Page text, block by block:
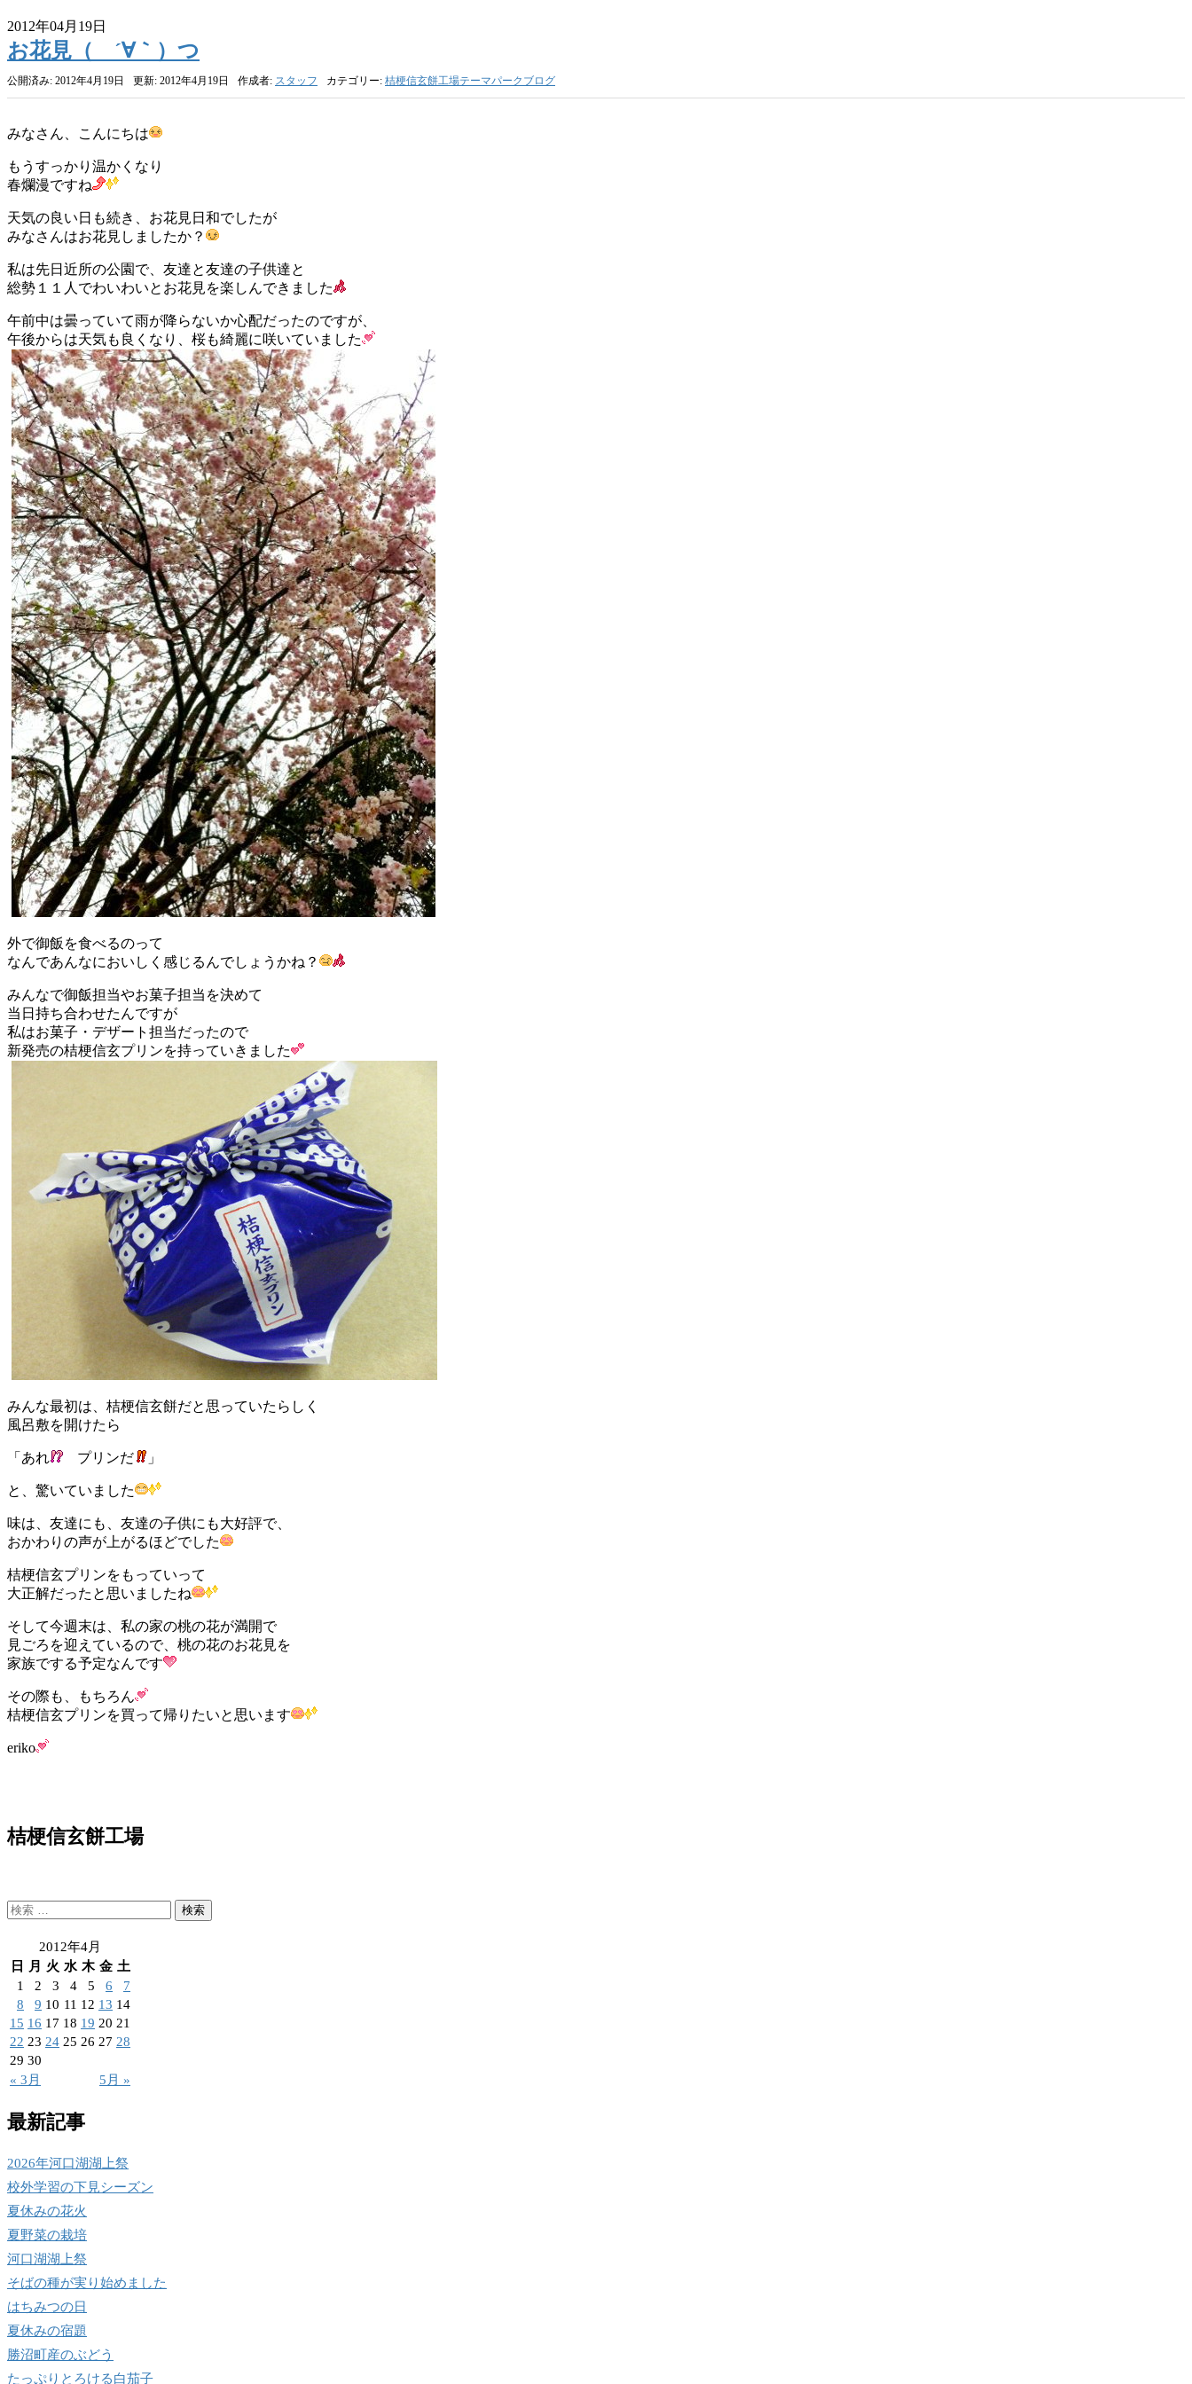
2012年04月19日
お花見（ ´∀｀）つ
公開済み: 2012年4月19日 更新: 2012年4月19日 作成者: スタッフ カテゴリー: 桔梗信玄餅工場テーマパークブログ
みなさん、こんにちは
もうすっかり温かくなり
春爛漫ですね
天気の良い日も続き、お花見日和でしたが
みなさんはお花見しましたか？
私は先日近所の公園で、友達と友達の子供達と
総勢１１人でわいわいとお花見を楽しんできました
午前中は曇っていて雨が降らないか心配だったのですが、
午後からは天気も良くなり、桜も綺麗に咲いていました
外で御飯を食べるのって
なんであんなにおいしく感じるんでしょうかね？
みんなで御飯担当やお菓子担当を決めて
当日持ち合わせたんですが
私はお菓子・デザート担当だったので
新発売の桔梗信玄プリンを持っていきました
みんな最初は、桔梗信玄餅だと思っていたらしく
風呂敷を開けたら
「あれ プリンだ 」
と、驚いていました
味は、友達にも、友達の子供にも大好評で、
おかわりの声が上がるほどでした
桔梗信玄プリンをもっていって
大正解だったと思いましたね
そして今週末は、私の家の桃の花が満開で
見ごろを迎えているので、桃の花のお花見を
家族でする予定なんです
その際も、もちろん
桔梗信玄プリンを買って帰りたいと思います
eriko
桔梗信玄餅工場
検
2012年4月
日
月 火 水 木 金 土
« 3月 5月 »
1 2 3 4 5 6
7
8
9 10 11 12 13 14
15 16 17 18 19 20 21
22 23 24 25 26 27 28
29 30
最新記事
2026年河口湖湖上祭
校外学習の下見シーズン
夏休みの花火
夏野菜の栽培
河口湖湖上祭
そばの種が実り始めました
はちみつの日
夏休みの宿題
勝沼町産のぶどう
たっぷりとろける白茄子